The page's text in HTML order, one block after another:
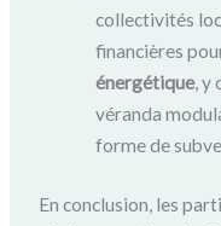
collectivités
financières
énergétique, y
véranda
forme de
En conclusion, les